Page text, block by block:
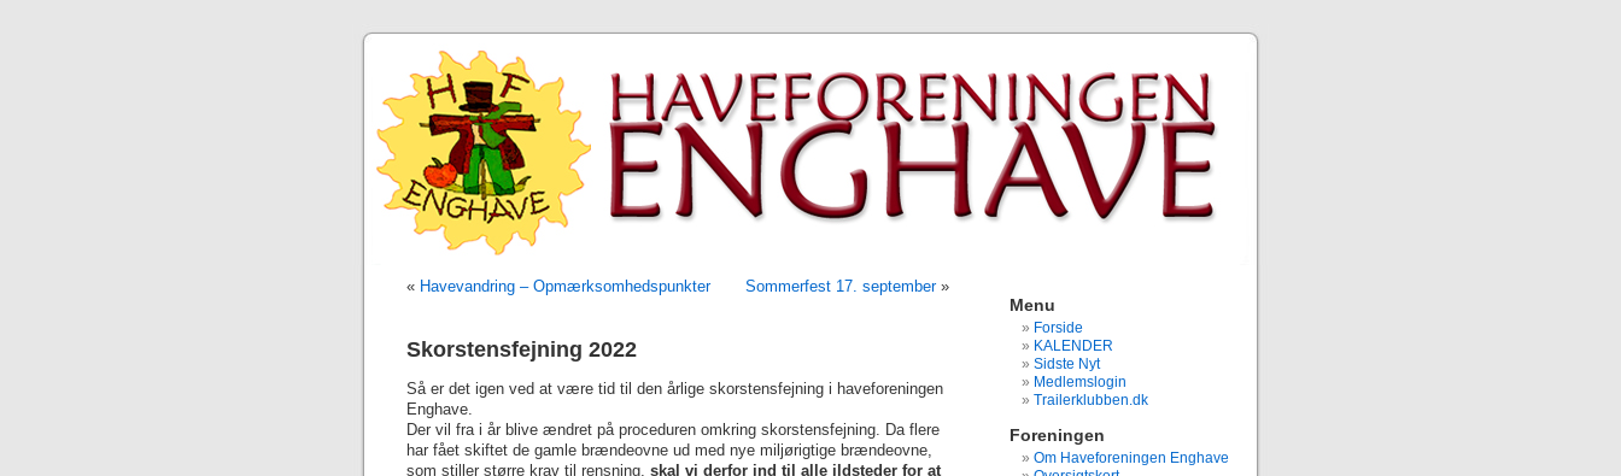
« Havevandring – Opmærksomhedspunkter Sommerfest 17. september»
Skorstensfejning 2022
Så er det igen ved at være tid til den årlige skorstensfejning i haveforeningen
Enghave.
Der vil fra i år blive ændret på proceduren omkring skorstensfejning. Da flere
har fået skiftet de gamle brændeovne ud med nye miljørigtige brændeovne,
som stiller større krav til rensning, skal vi derfor ind til alle ildsteder for at
Menu
Forside
KALENDER
Sidste Nyt
Medlemslogin
Trailerklubben.dk
Foreningen
Om Haveforeningen Enghave